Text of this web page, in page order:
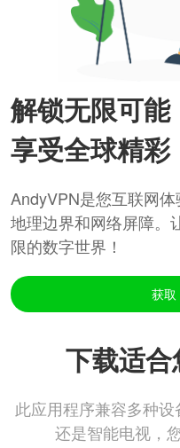
解锁无限可能
享受全球精彩
AndyVPN是您互联网
地理边界和网络屏障。
限的数字世界！
获取
下载适
此应用程序兼容多种
还是智能电视，